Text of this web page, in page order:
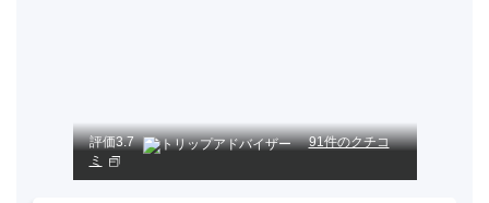
評価3.7
91件のクチコ
ミ